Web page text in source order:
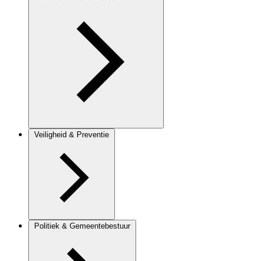
Veiligheid & Preventie
Politiek & Gemeentebestuur